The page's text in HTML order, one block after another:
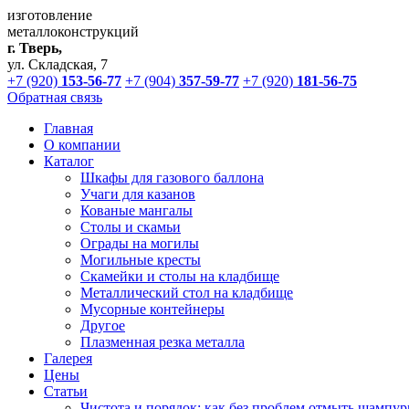
изготовление
металлоконструкций
г. Тверь,
ул. Складская, 7
+7 (920) 153-56-77 +7 (904) 357-59-77 +7 (920) 181-56-75
Обратная связь
Главная
О компании
Каталог
Шкафы для газового баллона
Учаги для казанов
Кованые мангалы
Столы и скамьи
Ограды на могилы
Могильные кресты
Скамейки и столы на кладбище
Металлический стол на кладбище
Мусорные контейнеры
Другое
Плазменная резка металла
Галерея
Цены
Статьи